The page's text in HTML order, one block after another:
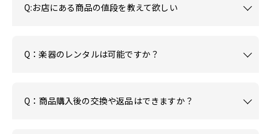
Q:お店にある商品の値段を教えて欲しい
Q：楽器のレンタルは可能ですか？
Q：商品購入後の交換や返品はできますか？